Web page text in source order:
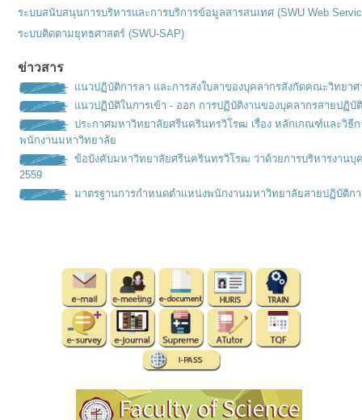
ระบบสนับสนุนการบริหารและการบริการข้อมูลสารสนเทศ (SWU Web
ระบบติดตามยุทธศาสตร์ (SWU-SAP)
ข่าวสาร
แนวปฏิบัติการลา และการส่งใบลาของบุคลากรสังกัดคณะวิทยาศ
แนวปฏิบัติในการเข้า - ออก การปฏิบัติงานของบุคลากรสายปฏิบั
ประกาศมหาวิทยาลัยศรีนครินทรวิโรฒ เรื่อง หลักเกณฑ์เเละวิธี
พนักงานมหาวิทยาลัย
ข้อบังคับมหาวิทยาลัยศรีนครินทรวิโรฒ ว่าด้วยการบริหารงาน
2559
มาตรฐานการกำหนดตำเเหน่งพนักงานมหาวิทยาลัยสายปฏิบัติก